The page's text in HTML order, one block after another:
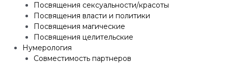
Посвящения сексуальности/красоты
Посвящения власти и политики
Посвящения магические
Посвящения целительские
Нумерология
Совместимость партнеров